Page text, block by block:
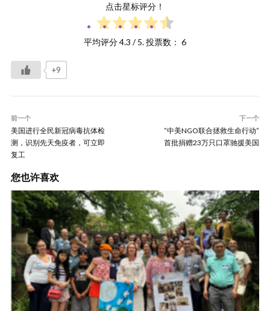
点击星标评分！
平均评分4.3 / 5. 投票数： 6
+9
前一个
美国进行全民新冠病毒抗体检
测，识别先天免疫者，可立即
复工
下一个
“中美NGO联合拯救生命行动”
首批捐赠23万只口罩驰援美国
您也许喜欢